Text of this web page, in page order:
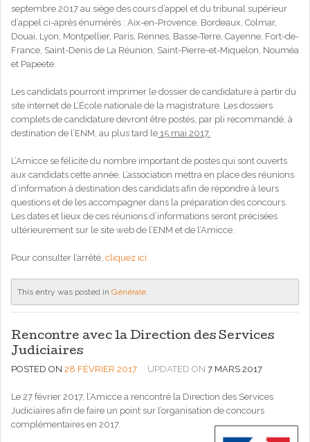
septembre 2017 au siège des cours d’appel et du tribunal supérieur
d’appel ci-après énumérés : Aix-en-Provence, Bordeaux, Colmar,
Douai, Lyon, Montpellier, Paris, Rennes, Basse-Terre, Cayenne, Fort-de-
France, Saint-Denis de La Réunion, Saint-Pierre-et-Miquelon, Nouméa
et Papeete.
Les candidats pourront imprimer le dossier de candidature à partir du
site internet de L’École nationale de la magistrature. Les dossiers
complets de candidature devront être postés, par pli recommandé, à
destination de l’ENM, au plus tard le 15 mai 2017.
L’Amicce se félicite du nombre important de postes qui sont ouverts
aux candidats cette année. L’association mettra en place des réunions
d’information à destination des candidats afin de répondre à leurs
questions et de les accompagner dans la préparation des concours.
Les dates et lieux de ces réunions d’informations seront précisées
ultérieurement sur le site web de l’ENM et de l’Amicce.
Pour consulter l’arrêté, cliquez ici.
This entry was posted in Générale.
Rencontre avec la Direction des Services
Judiciaires
POSTED ON 28 FÉVRIER 2017 UPDATED ON 7 MARS 2017
Le 27 février 2017, l’Amicce a rencontré la Direction des Services
Judiciaires afin de faire un point sur l’organisation de concours
complémentaires en 2017.